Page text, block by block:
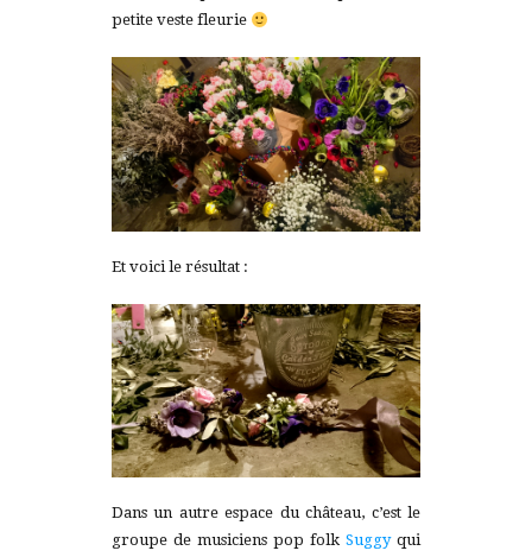
petite veste fleurie
Et voici le résultat :
Dans un autre espace du château, c’est le
groupe de musiciens pop folk Suggyqui